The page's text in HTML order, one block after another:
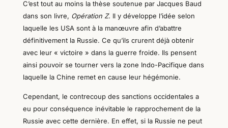
C’est tout au moins la thèse soutenue par Jacques Baud
dans son livre, Opération Z. Il y développe l’idée selon
laquelle les USA sont à la manœuvre afin d’abattre
définitivement la Russie. Ce qu’ils crurent déjà obtenir
avec leur « victoire » dans la guerre froide. Ils pensent
ainsi pouvoir se tourner vers la zone Indo-Pacifique dans
laquelle la Chine remet en cause leur hégémonie.
Cependant, le contrecoup des sanctions occidentales a
eu pour conséquence inévitable le rapprochement de la
Russie avec cette dernière. En effet, si la Russie ne peut